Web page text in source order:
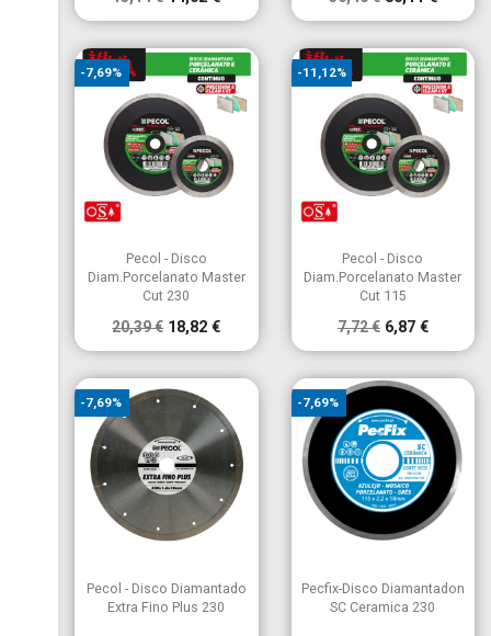
Vista rápida
Pecol - Disco
Diam.Porcelanato Master
Cut 230
20,39 € 18,82 €
-7,69%
Vista rápida
Pecol - Disco
Diam.Porcelanato Master
Cut 115
7,72 € 6,87 €
-11,12%
Vista rápida
Pecol - Disco Diamantado
Extra Fino Plus 230
-7,69%
Vista rápida
Pecfix-Disco Diamantadon
SC Ceramica 230
-7,69%